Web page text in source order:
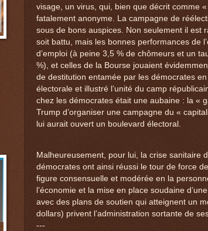
visage, un virus, qui, bien que décrit comme
fatalement anonyme. La campagne de
sous de bons auspices. Non seulement il est
soit battu, mais les bonnes performances de
d’emploi (à peine 3,5 % de chômeurs et un
%), et celles de la Bourse jouaient
de destitution entamée par les démocrates
électorale et illustré l’unité du camp
chez les démocrates était une aubaine : la «
Trump d’organiser une campagne du «
lui aurait ouvert un boulevard électoral.
Malheureusement, pour lui, la crise sanitaire
démocrates ont ainsi réussi le tour de force
figure consensuelle et modérée en la
l’économie et la mise en place soudaine
avec des plans de soutien qui atteignent un
dollars) privent l’administration sortante de
---